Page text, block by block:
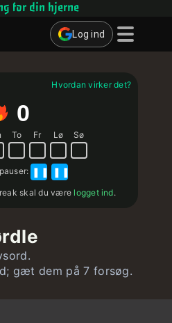
for din hjerne
Log ind
Hvordan virker det?
0
To Fr Lø Sø
: ❚❚ ❚❚
skal du være logget ind.
gæt dem på 7 forsøg.